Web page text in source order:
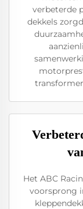
verbeterde
dekkels
Het ABC
voorsprong